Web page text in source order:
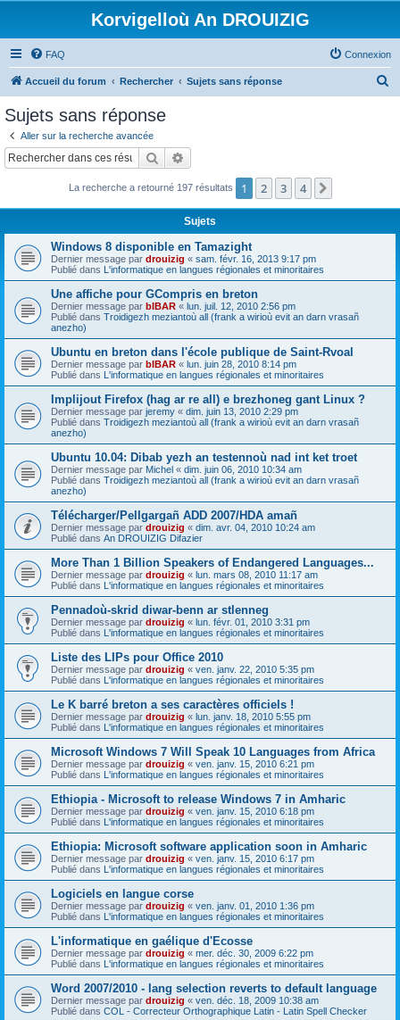
Korvigelloù An DROUIZIG
FAQ Connexion
Accueil du forum Rechercher Sujets sans réponse
c
Sujets sans réponse
Aller sur la recherche avancée
Rechercher
La recherche a retourné 197 résultats 1 2 3 4
Sujets
Windows 8 disponible en Tamazight
Dernier message par drouizig « sam. févr. 16, 2013 9:17 pm
Publié dans L'informatique en langues régionales et minoritaires
Une affiche pour GCompris en breton
Dernier message par bIBAR « lun. juil. 12, 2010 2:56 pm
Publié dans Troidigezh meziantoù all (frank a wirioù evit an darn vrasañ
anezho)
Ubuntu en breton dans l'école publique de Saint-Rvoal
Dernier message par bIBAR « lun. juin 28, 2010 8:14 pm
Publié dans L'informatique en langues régionales et minoritaires
Implijout Firefox (hag ar re all) e brezhoneg gant Linux ?
Dernier message par jeremy « dim. juin 13, 2010 2:29 pm
Publié dans Troidigezh meziantoù all (frank a wirioù evit an darn vrasañ
anezho)
Ubuntu 10.04: Dibab yezh an testennoù nad int ket troet
Dernier message par Michel « dim. juin 06, 2010 10:34 am
Publié dans Troidigezh meziantoù all (frank a wirioù evit an darn vrasañ
anezho)
Télécharger/Pellgargañ ADD 2007/HDA amañ
Dernier message par drouizig « dim. avr. 04, 2010 10:24 am
Publié dans An DROUIZIG Difazier
More Than 1 Billion Speakers of Endangered Languages...
Dernier message par drouizig « lun. mars 08, 2010 11:17 am
Publié dans L'informatique en langues régionales et minoritaires
Pennadoù-skrid diwar-benn ar stlenneg
Dernier message par drouizig « lun. févr. 01, 2010 3:31 pm
Publié dans L'informatique en langues régionales et minoritaires
Liste des LIPs pour Office 2010
Dernier message par drouizig « ven. janv. 22, 2010 5:35 pm
Publié dans L'informatique en langues régionales et minoritaires
Le K barré breton a ses caractères officiels !
Dernier message par drouizig « lun. janv. 18, 2010 5:55 pm
Publié dans L'informatique en langues régionales et minoritaires
Microsoft Windows 7 Will Speak 10 Languages from Africa
Dernier message par drouizig « ven. janv. 15, 2010 6:21 pm
Publié dans L'informatique en langues régionales et minoritaires
Ethiopia - Microsoft to release Windows 7 in Amharic
Dernier message par drouizig « ven. janv. 15, 2010 6:18 pm
Publié dans L'informatique en langues régionales et minoritaires
Ethiopia: Microsoft software application soon in Amharic
Dernier message par drouizig « ven. janv. 15, 2010 6:17 pm
Publié dans L'informatique en langues régionales et minoritaires
Logiciels en langue corse
Dernier message par drouizig « ven. janv. 01, 2010 1:36 pm
Publié dans L'informatique en langues régionales et minoritaires
L'informatique en gaélique d'Ecosse
Dernier message par drouizig « mer. déc. 30, 2009 6:22 pm
Publié dans L'informatique en langues régionales et minoritaires
Word 2007/2010 - lang selection reverts to default language
Dernier message par drouizig « ven. déc. 18, 2009 10:38 am
Publié dans COL - Correcteur Orthographique Latin - Latin Spell Checker